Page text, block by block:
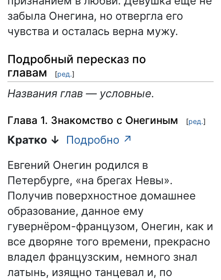
забыла Онегина, но отвергла его
чувства и осталась верна мужу.
Подробный пересказ по
главам
[ред.]
Названия глав — условные.
Глава 1. Знакомство с Онегиным [ред.]
Кратко ↓
Подробно ↗
Евгений Онегин родился в
Петербурге, «на брегах Невы».
Получив поверхностное домашнее
образование, данное ему
гувернёром-французом, Онегин, как и
все дворяне того времени, прекрасно
владел французским, немного знал
латынь, изящно танцевал и, по